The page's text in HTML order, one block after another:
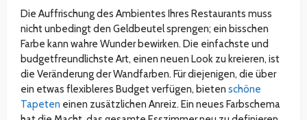
Die Auffrischung des Ambientes Ihres Restaurants muss
nicht unbedingt den Geldbeutel sprengen; ein bisschen
Farbe kann wahre Wunder bewirken. Die einfachste und
budgetfreundlichste Art, einen neuen Look zu kreieren, ist
die Veränderung der Wandfarben. Für diejenigen, die über
ein etwas flexibleres Budget verfügen, bieten schöne
Tapeten einen zusätzlichen Anreiz. Ein neues Farbschema